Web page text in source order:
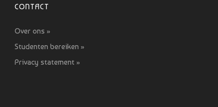
CONTACT
Over ons »
Studenten bereiken »
Privacy statement »